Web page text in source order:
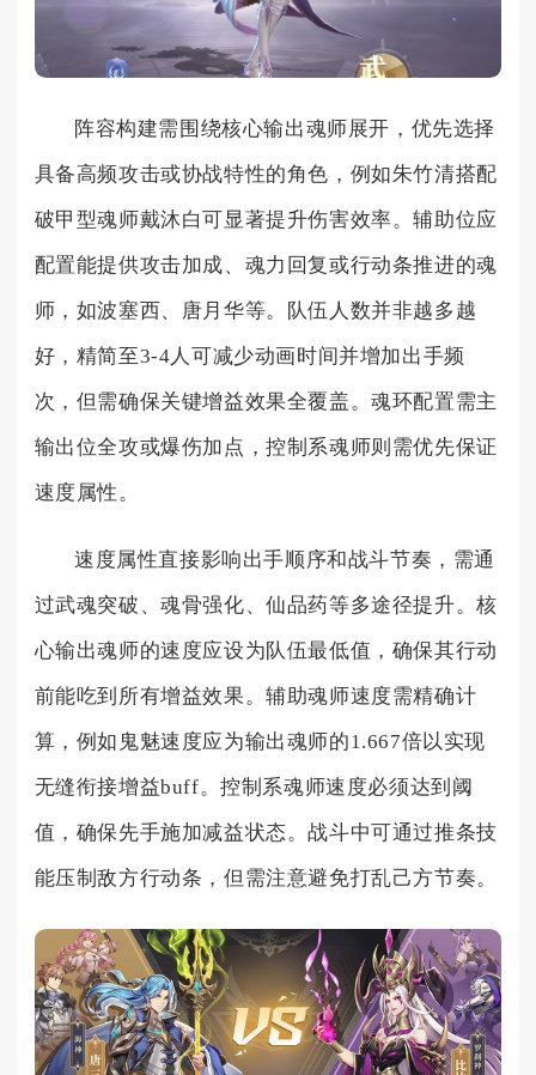
阵容构建需围绕核心输出魂师展开，优先选择
具备高频攻击或协战特性的角色，例如朱竹清搭配
破甲型魂师戴沐白可显著提升伤害效率。辅助位应
配置能提供攻击加成、魂力回复或行动条推进的魂
师，如波塞西、唐月华等。队伍人数并非越多越
好，精简至3-4人可减少动画时间并增加出手频
次，但需确保关键增益效果全覆盖。魂环配置需主
输出位全攻或爆伤加点，控制系魂师则需优先保证
速度属性。
速度属性直接影响出手顺序和战斗节奏，需通
过武魂突破、魂骨强化、仙品药等多途径提升。核
心输出魂师的速度应设为队伍最低值，确保其行动
前能吃到所有增益效果。辅助魂师速度需精确计
算，例如鬼魅速度应为输出魂师的1.667倍以实现
无缝衔接增益buff。控制系魂师速度必须达到阈
值，确保先手施加减益状态。战斗中可通过推条技
能压制敌方行动条，但需注意避免打乱己方节奏。